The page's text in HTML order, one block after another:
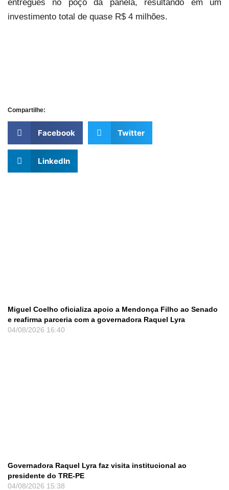
entregues no poço da panela, resultando em um
investimento total de quase R$ 4 milhões.
Compartilhe:
Facebook Twitter
LinkedIn
Miguel Coelho oficializa apoio a Mendonça Filho ao Senado
e reafirma parceria com a governadora Raquel Lyra
04/08/2026 16:40
Governadora Raquel Lyra faz visita institucional ao
presidente do TRE-PE
04/08/2026 15:38